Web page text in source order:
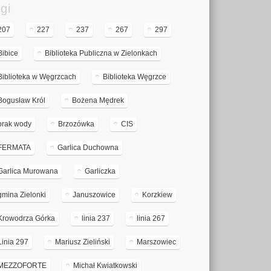
227 237 267 297
Biblioteka Publiczna w Zielonkach
w Węgrzcach Biblioteka Węgrzce
Król Bożena Mędrek
wody Brzozówka CIS
Garlica Duchowna
Murowana Garliczka
Zielonki Januszowice Korzkiew
Górka linia 237 linia 267
297 Mariusz Zieliński Marszowiec
Michał Kwiatkowski